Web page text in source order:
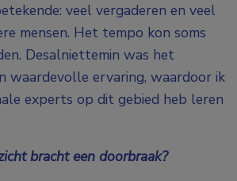
veel vergaderen en veel
mensen. Het tempo kon soms
Desalniettemin was het
waardevolle ervaring, waardoor ik
experts op dit gebied heb leren
bracht een doorbraak?